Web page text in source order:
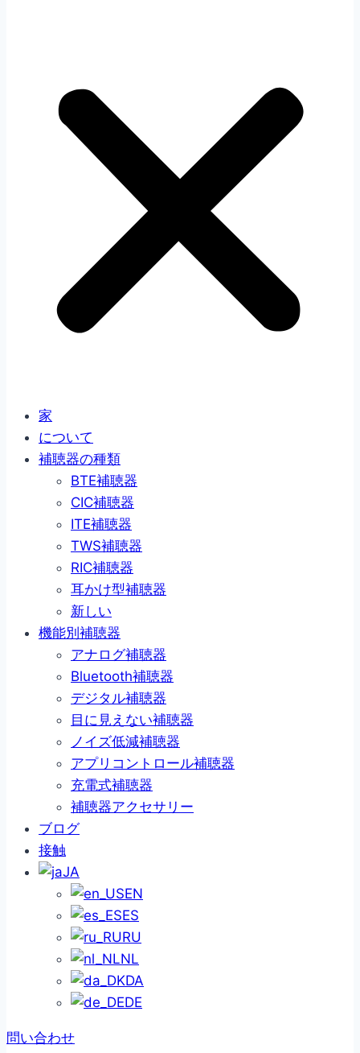
家
について
補聴器の種類
BTE補聴器
CIC補聴器
ITE補聴器
TWS補聴器
RIC補聴器
耳かけ型補聴器
新しい
機能別補聴器
アナログ補聴器
Bluetooth補聴器
デジタル補聴器
目に見えない補聴器
ノイズ低減補聴器
アプリコントロール補聴器
充電式補聴器
補聴器アクセサリー
ブログ
接触
JA
EN
ES
RU
NL
DA
DE
問い合わせ